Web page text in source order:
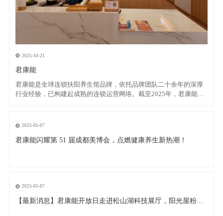
2025-10-21
君康能
君康能是全球连锁扶阳养生馆品牌，依托品牌团队二十余年的深厚
行业经验，已构建起成熟的连锁运营网络。截至2025年，君康能已
释义 君康能中“君”作为敬辞代表“您”，“
2025-05-07
君康能闪耀第 51 届成都美博会，点燃健康养生新热潮！
2025-05-07
【最新消息】君康能开放日走进松山湖科技展厅，阳光屋粉丝打卡非遗莞香街